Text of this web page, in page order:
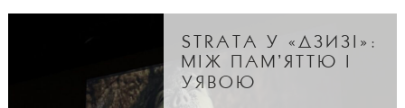
STRATA У «ДЗИЗІ»:
МІЖ ПАМʼЯТТЮ І
УЯВОЮ